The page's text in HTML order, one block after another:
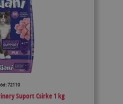
72110
Suport Csirke 1 kg